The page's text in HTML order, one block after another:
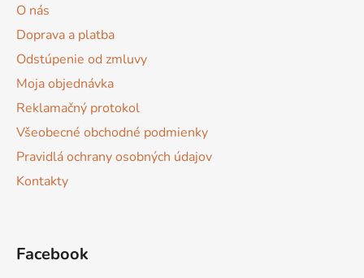
O nás
Doprava a platba
Odstúpenie od zmluvy
Moja objednávka
Reklamačný protokol
Všeobecné obchodné podmienky
Pravidlá ochrany osobných údajov
Kontakty
Facebook